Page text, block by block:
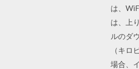
は、
は、上
ルのダ
（キロ
場合、